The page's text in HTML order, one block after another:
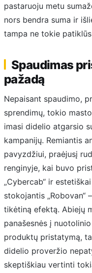
pastaruoju metu
nors bendra suma ir
tampa ne tokie
Spaudimas
pažadą
Nepaisant spaudimo,
sprendimų, tokio
imasi didelio atgarsio
kampanijų. Remiantis
pavyzdžiui, praėjusį
renginyje, kai buvo
„Cybercab“ ir
stokojantis „Robovan“
tikėtiną efektą. Abiejų
panašesnės į
produktų pristatymą,
didelio proveržio
skeptiškiau vertinti